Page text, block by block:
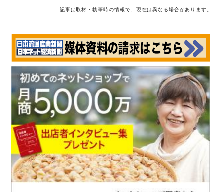
記事は取材・執筆時の情報で、現在は異なる場合があります。